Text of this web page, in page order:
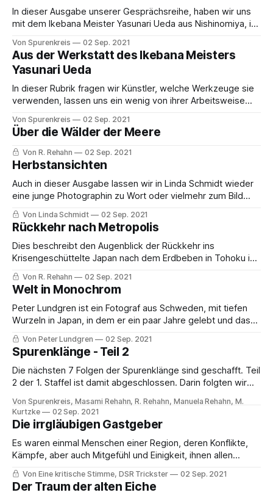
In dieser Ausgabe unserer Gesprächsreihe, haben wir uns
mit dem Ikebana Meister Yasunari Ueda aus Nishinomiya, in
Dabei wird ein weiter Bogen auf dem Lebensweg des
Meisters gespannt, von seinen Anfängen als Beobachter auf
dem Weg der Kunst des Ikebana, bis
Von Spurenkreis 02 Sep. 2021
Aus der Werkstatt des Ikebana Meisters
Yasunari Ueda
In dieser Rubrik fragen wir Künstler, welche Werkzeuge sie
verwenden, lassen uns ein wenig von ihrer Arbeitsweise
und Bildern erzählen. Der Ikebana Meister zeigt uns seine
Werkzeuge, Arbeitsweise und leitet uns gleichzeitig an, es
selbst einmal zu versuchen ein Ikebana zu
Von Spurenkreis 02 Sep. 2021
Über die Wälder der Meere
Von R. Rehahn 02 Sep. 2021
Herbstansichten
Auch in dieser Ausgabe lassen wir in Linda Schmidt wieder
eine junge Photographin zu Wort oder vielmehr zum Bild
kommen. Wunderschön in ihren Gesamtaufnahmen und in
feinen Details fängt sie Stimmungen, Farben, Szenen und
Augenblicke der Jahreszeit für unsere Augen ein, lässt uns
die Ruhe ihrer Heimat spüren und einkehren.
Von Linda Schmidt 02 Sep. 2021
Rückkehr nach Metropolis
Dies beschreibt den Augenblick der Rückkehr ins
Krisengeschüttelte Japan nach dem Erdbeben in Tohoku im
Jahr 2011, die schwere Situation und die zahlreichen Ängste
in der Zeit, wie der Autor sie selbst erlebt hat.
Von R. Rehahn 02 Sep. 2021
Welt in Monochrom
Peter Lundgren ist ein Fotograf aus Schweden, mit tiefen
Wurzeln in Japan, in dem er ein paar Jahre gelebt und das
er seitdem viel bereist hat. Auch in Europa ist er oft mit
seiner Kamera unterwegs. Im 3. Teil seiner Reihe im
Spurenmagazin zeigen wir Fotografien in Schwarz-Weiß
zwischen
Von Peter Lundgren 02 Sep. 2021
Spurenklänge - Teil 2
Die nächsten 7 Folgen der Spurenklänge sind geschafft. Teil
2 der 1. Staffel ist damit abgeschlossen. Darin folgten wir
japanischen Klängen und Gesängen in einer mehrteiligen
Reihe aus Buddhistischen Gebeten, dem Kabuki Theater
und dem Noh Theater Japans, dem Garten im Sommer und
einem
Von Spurenkreis, Masami Rehahn, R. Rehahn, Manuela Rehahn, M.
Kurtzke
02 Sep. 2021
Die irrgläubigen Gastgeber
Es waren einmal Menschen einer Region, deren Konflikte,
Kämpfe, aber auch Mitgefühl und Einigkeit, ihnen allen
Frieden, Stabilität, Hoffnung, Wohlstand und vor allem,
Wege nach vorn gebracht hatten. Ja, sogar Empathie und
scheinbar genug für all jene, die vor Krieg, Armut und
Von Eine kritische Stimme, DSR Trickster 02 Sep. 2021
Der Traum der alten Eiche